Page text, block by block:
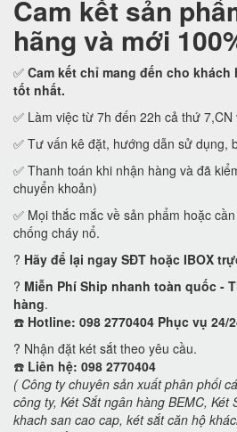
Cam kết sản
hãng và mới
✅ Cam kết chỉ mang đến cho
tốt nhất.
✅ Làm việc từ 7h đến 22h cả thứ 7,CN
✅ Tư vấn kê đặt, hướng dẫn sử dụng,
✅ Thanh toán khi nhận hàng và đã
chuyển khoản)
✅ Mọi thắc mắc về sản phẩm hoặc
chống cháy nổ.
? Hãy để lại ngay SĐT hoặc IBOX
? Miễn Phí Ship nhanh toàn quốc -
hàng.
☎️ Hotline: 098 2770404 Phục vụ 24/
? Nhận đặt két sắt theo yêu cầu.
☎️ Liên hệ: 098 2770404
( Công ty chuyên sản xuất phân phối
công ty, Két Sắt ngân hàng BEMC, Két
khach san cao cap, két sắt căn hộ